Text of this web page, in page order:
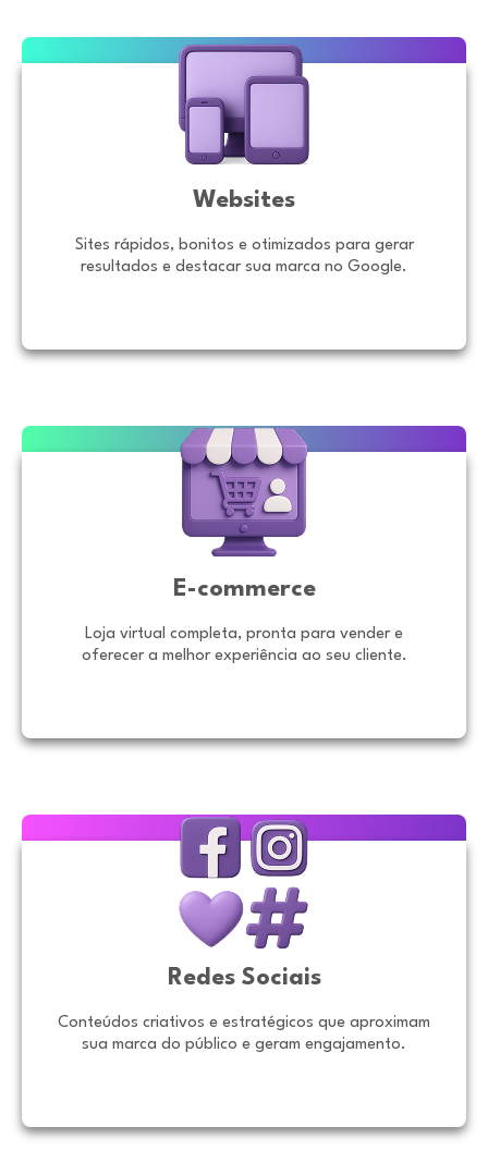
Websites
Sites rápidos, bonitos e otimizados para gerar
resultados e destacar sua marca no Google.
E-commerce
Loja virtual completa, pronta para vender e
oferecer a melhor experiência ao seu cliente.
Redes Sociais
Conteúdos criativos e estratégicos que aproximam
sua marca do público e geram engajamento.